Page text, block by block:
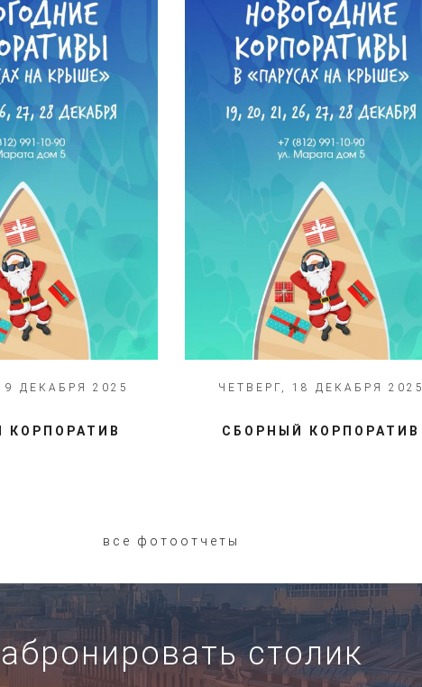
ДЕКАБРЯ 2025
КОРПОРАТИВ
ЧЕТВЕРГ, 18 ДЕКАБРЯ 2025
СБОРНЫЙ КОРПОРАТИВ
все фотоотчеты
столик